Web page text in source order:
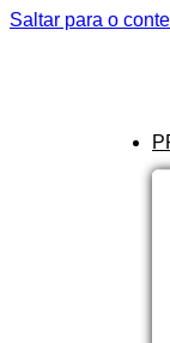
Saltar para o